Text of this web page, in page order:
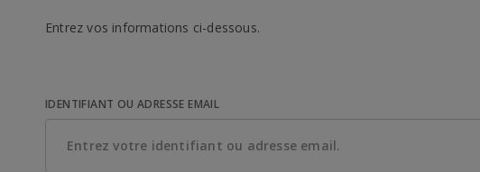
Entrez vos informations ci-dessous.
IDENTIFIANT OU ADRESSE EMAIL